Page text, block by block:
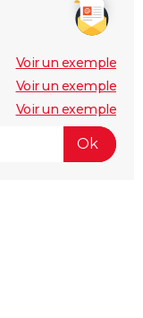
Voir un exemple
Voir un exemple
Voir un exemple